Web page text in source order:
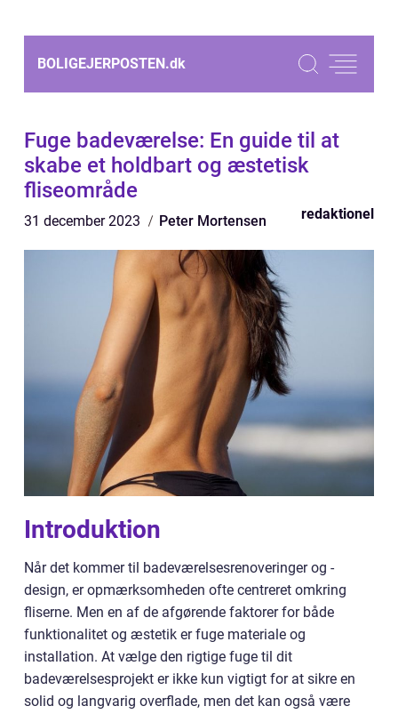
BOLIGEJERPOSTEN.dk
Fuge badeværelse: En guide til at
skabe et holdbart og æstetisk
fliseområde
31 december 2023 Peter Mortensen redaktionel
Introduktion
Når det kommer til badeværelsesrenoveringer og -
design, er opmærksomheden ofte centreret omkring
fliserne. Men en af de afgørende faktorer for både
funktionalitet og æstetik er fuge materiale og
installation. At vælge den rigtige fuge til dit
badeværelsesprojekt er ikke kun vigtigt for at sikre en
solid og langvarig overflade, men det kan også være